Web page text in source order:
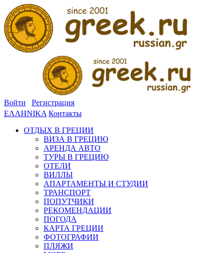
Войти
Регистрация
ΕΛΛΗΝΙΚΑ Контакты
ОТДЫХ В ГРЕЦИИ
ВИЗА В ГРЕЦИЮ
АРЕНДА АВТО
ТУРЫ В ГРЕЦИЮ
ОТЕЛИ
ВИЛЛЫ
АПАРТАМЕНТЫ И СТУДИИ
ТРАНСПОРТ
ПОПУТЧИКИ
РЕКОМЕНДАЦИИ
ПОГОДА
КАРТА ГРЕЦИИ
ФОТОГРАФИИ
ПЛЯЖИ